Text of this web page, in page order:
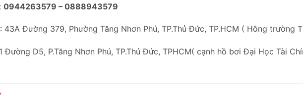
0944263579 – 0888943579
Đường 379, Phường Tăng Nhơn Phú, TP.Thủ Đức, TP.HCM ( Hông trường
D5, P.Tăng Nhơn Phú, TP.Thủ Đức, TPHCM( cạnh hồ bơi Đại Học Tài